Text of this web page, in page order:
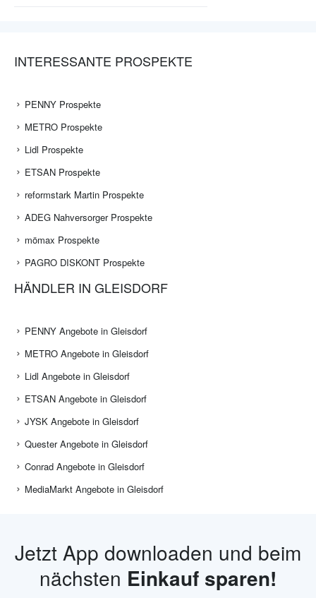
INTERESSANTE PROSPEKTE
PENNY Prospekte
METRO Prospekte
Lidl Prospekte
ETSAN Prospekte
reformstark Martin Prospekte
ADEG Nahversorger Prospekte
mömax Prospekte
PAGRO DISKONT Prospekte
HÄNDLER IN GLEISDORF
PENNY Angebote in Gleisdorf
METRO Angebote in Gleisdorf
Lidl Angebote in Gleisdorf
ETSAN Angebote in Gleisdorf
JYSK Angebote in Gleisdorf
Quester Angebote in Gleisdorf
Conrad Angebote in Gleisdorf
MediaMarkt Angebote in Gleisdorf
Jetzt App downloaden und beim
nächsten Einkauf sparen!